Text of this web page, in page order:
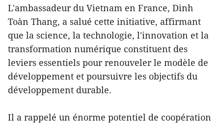
L'ambassadeur du Vietnam en France, Dinh
Toàn Thang, a salué cette initiative, affirmant
que la science, la technologie, l'innovation et la
transformation numérique constituent des
leviers essentiels pour renouveler le modèle de
développement et poursuivre les objectifs du
développement durable.
Il a rappelé un énorme potentiel de coopération